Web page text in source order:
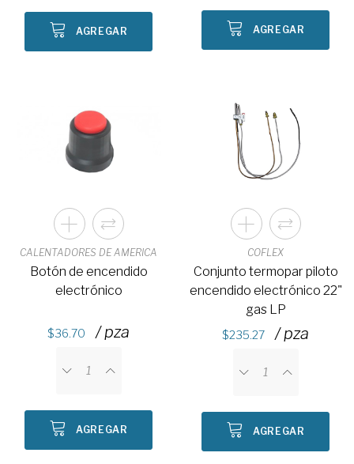
AGREGAR AGREGAR
CALENTADORES DE AMERICA
Botón de encendido
electrónico
36.70 / pza
AGREGAR
COFLEX
Conjunto termopar piloto
encendido electrónico 22"
gas LP
235.27 / pza
AGREGAR